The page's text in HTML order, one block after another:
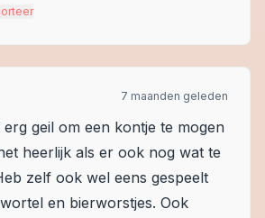
7 maanden geleden
geil om een kontje te mogen
heerlijk als er ook nog wat te
zelf ook wel eens gespeelt
en bierworstjes. Ook